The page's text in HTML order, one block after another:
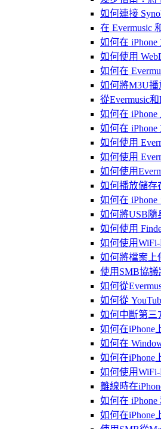
如何連接
在 Evermusic
如何在
如何使用
如何在
如何將M3U播
從Evermusic
如何在
如何在
如何使用
如何使用
如何使用
如何播放儲存
如何在 iPhone
如何將USB隨
如何使用
如何使用
如何將檔案上
使用SMB協議
如何從
如何從
如何中斷第三
如何在iPhone
如何在
如何在iPhone
如何使用
離線時在
如何在
如何在iPhone